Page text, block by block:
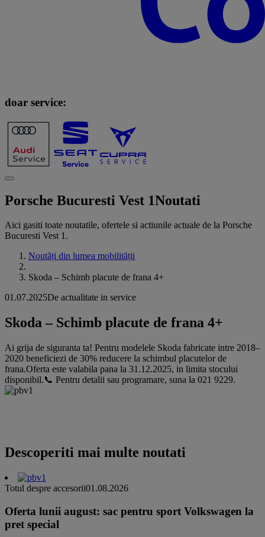
doar service:
Porsche Bucuresti Vest 1Noutati
Aici gasiti toate noutatile, ofertele si actiunile actuale de la Porsche
Bucuresti Vest 1.
Noutăți din lumea mobilității
Skoda – Schimb placute de frana 4+
01.07.2025De actualitate in service
Skoda – Schimb placute de frana 4+
Ai grija de siguranta ta! Pentru modelele Skoda fabricate intre 2018–
2020 beneficiezi de 30% reducere la schimbul placutelor de
frana.Oferta este valabila pana la 31.12.2025, in limita stocului
disponibil.📞 Pentru detalii sau programare, suna la 021 9229.
Descoperiti mai multe noutati
Totul despre accesorii01.08.2026
Oferta lunii august: sac pentru sport Volkswagen la
pret special